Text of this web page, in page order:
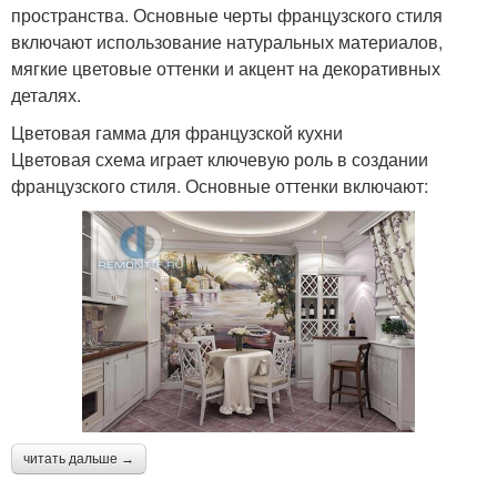
пространства. Основные черты французского стиля
включают использование натуральных материалов,
мягкие цветовые оттенки и акцент на декоративных
деталях.
Цветовая гамма для французской кухни
Цветовая схема играет ключевую роль в создании
французского стиля. Основные оттенки включают:
читать дальше →